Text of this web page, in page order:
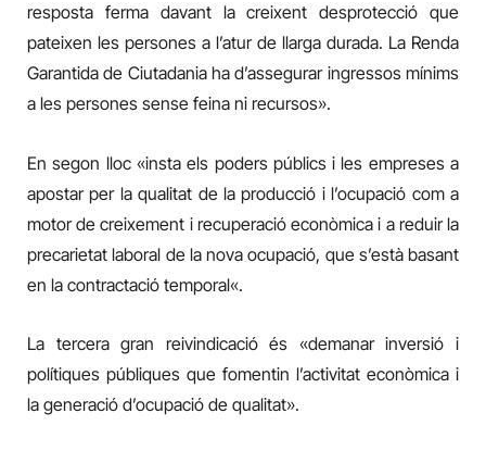
resposta ferma davant la creixent desprotecció que
pateixen les persones a l’atur de llarga durada. La Renda
Garantida de Ciutadania ha d’assegurar ingressos mínims
a les persones sense feina ni recursos».
En segon lloc «insta els poders públics i les empreses a
apostar per la qualitat de la producció i l’ocupació com a
motor de creixement i recuperació econòmica i a reduir la
precarietat laboral de la nova ocupació, que s’està basant
en la contractació temporal«.
La tercera gran reivindicació és «demanar inversió i
polítiques públiques que fomentin l’activitat econòmica i
la generació d’ocupació de qualitat».